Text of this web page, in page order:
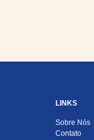
LINKS
Sobre Nós
Contato